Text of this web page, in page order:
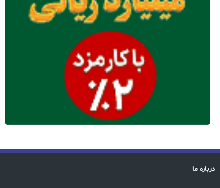
درباره ما